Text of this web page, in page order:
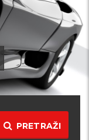
PRETRAŽI